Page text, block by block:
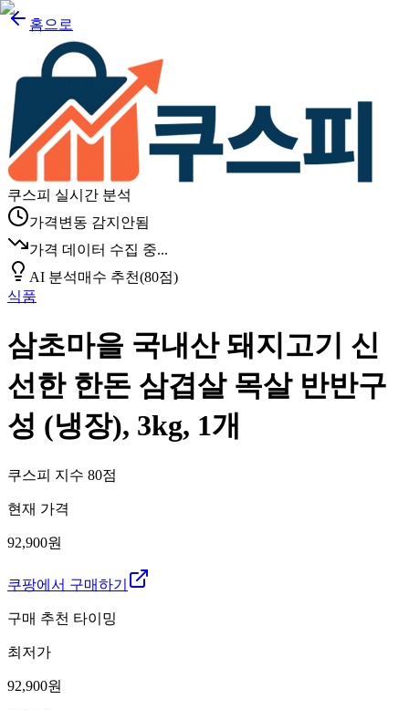
홈으로
쿠스피 실시간 분석
가격변동 감지안됨
가격 데이터 수집 중...
AI 분석매수 추천(80점)
식품
삼초마을 국내산 돼지고기 신
선한 한돈 삼겹살 목살 반반구
성 (냉장), 3kg, 1개
쿠스피 지수 80점
현재 가격
92,900원
쿠팡에서 구매하기
구매 추천 타이밍
최저가
92,900원